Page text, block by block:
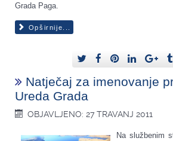
Grada Paga.
Opširnije...
Natječaj za imenovanje
Ureda Grada
OBJAVLJENO: 27 TRAVANJ 2011
Na službenim